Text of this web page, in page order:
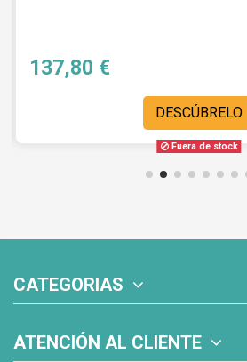
Fuera de stock
137,80 €
DESCÚBRELO
CATEGORIAS
ATENCIÓN AL CLIENTE